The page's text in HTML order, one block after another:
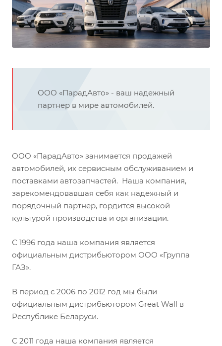
ООО «ПарадАвто» - ваш надежный
партнер в мире автомобилей.
ООО «ПарадАвто» занимается продажей
автомобилей, их сервисным обслуживанием и
поставками автозапчастей. Наша компания,
зарекомендовавшая себя как надежный и
порядочный партнер, гордится высокой
культурой производства и организации.
С 1996 года наша компания является
официальным дистрибьютором ООО «Группа
ГАЗ».
В период с 2006 по 2012 год мы были
официальным дистрибьютором Great Wall в
Республике Беларуси.
С 2011 года наша компания является